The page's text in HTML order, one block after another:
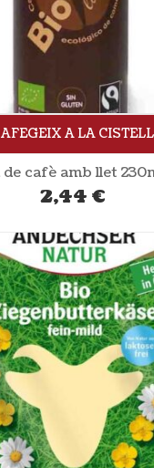
AFEGEIX A LA
2,44 €